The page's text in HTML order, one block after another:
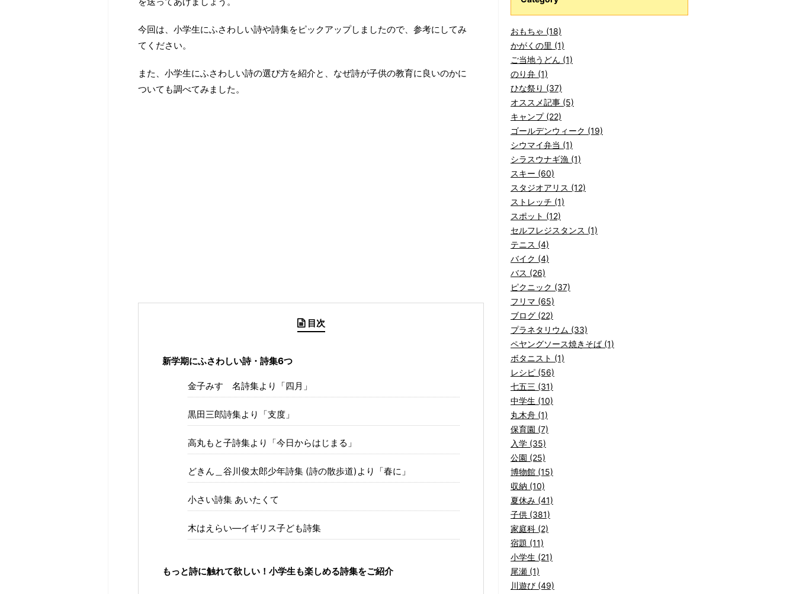
今回は、小学生にふさわしい詩や詩集をピックアップしましたので、参考にしてみ
てください。
また、小学生にふさわしい詩の選び方を紹介と、なぜ詩が子供の教育に良いのかに
ついても調べてみました。
目次
新学期にふさわしい詩・詩集6つ
金子みすゞ名詩集より「四月」
黒田三郎詩集より「支度」
高丸もと子詩集より「今日からはじまる」
どきん＿谷川俊太郎少年詩集 (詩の散歩道)より「春に」
小さい詩集 あいたくて
木はえらい—イギリス子ども詩集
もっと詩に触れて欲しい！小学生も楽しめる詩集をご紹介
おもちゃ (18)
かがくの里 (1)
ご当地うどん (1)
のり弁 (1)
ひな祭り (37)
オススメ記事 (5)
キャンプ (22)
ゴールデンウィーク (19)
シウマイ弁当 (1)
シラスウナギ漁 (1)
スキー (60)
スタジオアリス (12)
ストレッチ (1)
スポット (12)
セルフレジスタンス (1)
テニス (4)
バイク (4)
バス (26)
ピクニック (37)
フリマ (65)
ブログ (22)
プラネタリウム (33)
ペヤングソース焼きそば (1)
ボタニスト (1)
レシピ (56)
七五三 (31)
中学生 (10)
丸木舟 (1)
保育園 (7)
入学 (35)
公園 (25)
博物館 (15)
収納 (10)
夏休み (41)
子供 (381)
家庭科 (2)
宿題 (11)
小学生 (21)
尾瀬 (1)
川遊び (49)